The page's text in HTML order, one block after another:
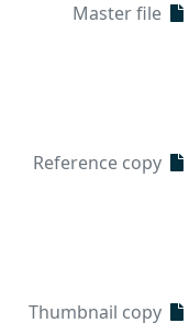
Master file
Reference copy
Thumbnail copy